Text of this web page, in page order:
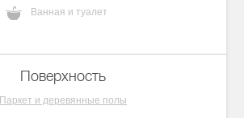
Ванная и туалет
Поверхность
Паркет и деревянные полы